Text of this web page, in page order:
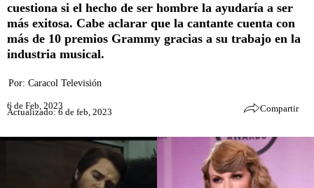
cuestiona si el hecho de ser hombre la ayudaría a ser
más exitosa. Cabe aclarar que la cantante cuenta con
más de 10 premios Grammy gracias a su trabajo en la
industria musical.
Por: Caracol Televisión
6 de Feb, 2023
Actualizado: 6 de feb, 2023 Compartir